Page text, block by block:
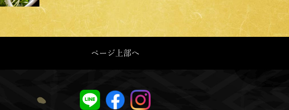
ページ上部へ